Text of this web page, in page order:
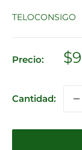
TELOCONSIGO
Precio:
Cantidad: